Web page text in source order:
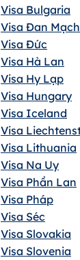
Visa Bulgaria
Visa Đan Mạch
Visa Đức
Visa Hà Lan
Visa Hy Lạp
Visa Hungary
Visa Iceland
Visa
Visa Lithuania
Visa Na Uy
Visa Phần Lan
Visa Pháp
Visa Séc
Visa Slovakia
Visa Slovenia